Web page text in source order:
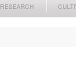
RESEARCH